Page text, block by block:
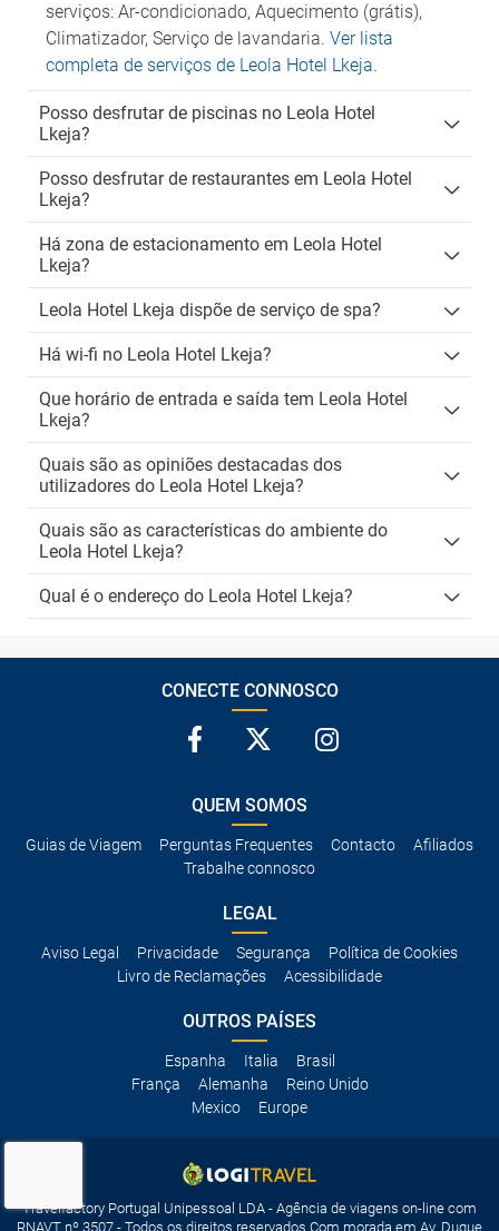
serviços: Ar-condicionado, Aquecimento (grátis),
Climatizador, Serviço de lavandaria. Ver lista
completa de serviços de Leola Hotel Lkeja.
Posso desfrutar de piscinas no Leola Hotel
Lkeja?
Posso desfrutar de restaurantes em Leola Hotel
Lkeja?
Há zona de estacionamento em Leola Hotel
Lkeja?
Leola Hotel Lkeja dispõe de serviço de spa?
Há wi-fi no Leola Hotel Lkeja?
Que horário de entrada e saída tem Leola Hotel
Lkeja?
Quais são as opiniões destacadas dos
utilizadores do Leola Hotel Lkeja?
Quais são as características do ambiente do
Leola Hotel Lkeja?
Qual é o endereço do Leola Hotel Lkeja?
CONECTE CONNOSCO
QUEM SOMOS
Guias de Viagem Perguntas Frequentes Contacto
Afiliados
Trabalhe connosco
LEGAL
Aviso Legal Privacidade Segurança
Política de Cookies
Livro de Reclamações
Acessibilidade
OUTROS PAÍSES
Espanha Italia
Brasil
França
Alemanha
Reino Unido
Mexico
Europe
Travelfactory Portugal Unipessoal LDA - Agência de viagens on-line com
RNAVT nº 3507 - Todos os direitos reservados Com morada em Av. Duque